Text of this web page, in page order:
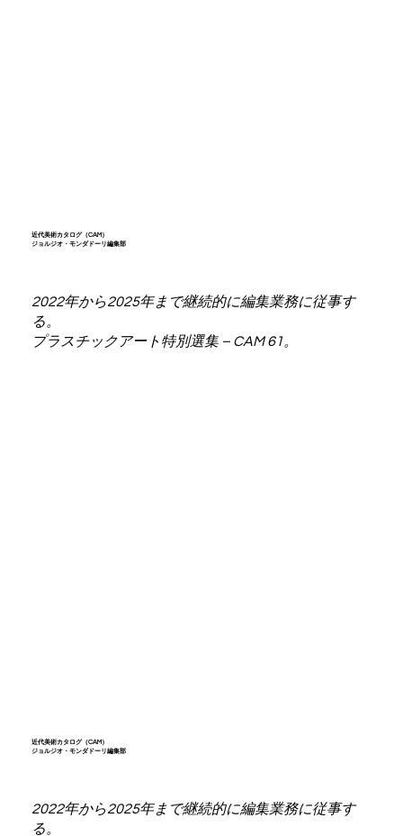
近代美術カタログ（CAM）
ジョルジオ・モンダドーリ編集部
2022年から2025年まで継続的に編集業務に従事す
る。
プラスチックアート特別選集 – CAM 61。
近代美術カタログ（CAM）
ジョルジオ・モンダドーリ編集部
2022年から2025年まで継続的に編集業務に従事す
る。